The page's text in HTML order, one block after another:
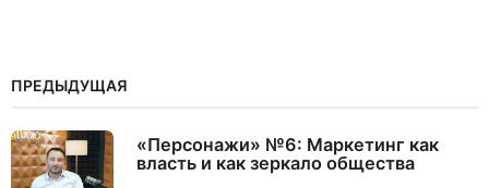
ПРЕДЫДУЩАЯ
«Персонажи» №6: Маркетинг как
власть и как зеркало общества